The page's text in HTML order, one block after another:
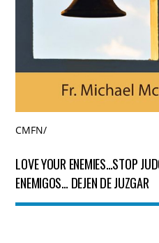
CMFN/
LOVE YOUR ENEMIES…STOP
ENEMIGOS… DEJEN DE JUZGAR